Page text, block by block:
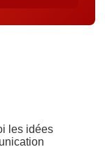
les idées